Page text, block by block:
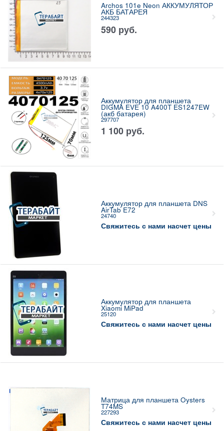
Archos 101e Neon АККУМУЛЯТОР
АКБ БАТАРЕЯ
244323
590 руб.
Аккумулятор для планшета
DIGMA EVE 10 A400T ES1247EW
(акб батарея)
297707
1 100 руб.
Аккумулятор для планшета DNS
AirTab E72
24740
Свяжитесь с нами насчет цены
Аккумулятор для планшета
Xiaomi MiPad
25120
Свяжитесь с нами насчет цены
Матрица для планшета Oysters
T74MS
227293
Свяжитесь с нами насчет цены